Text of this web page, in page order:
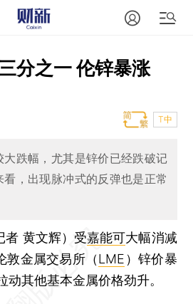
分之一 伦锌暴涨
T中
跌幅，尤其是锌价已经跌破记
，出现脉冲式的反弹也是正常
者 黄文辉） 受嘉能可大幅消减
敦金属交易所（LME ）锌价暴
动其他基本金属价格劲升。